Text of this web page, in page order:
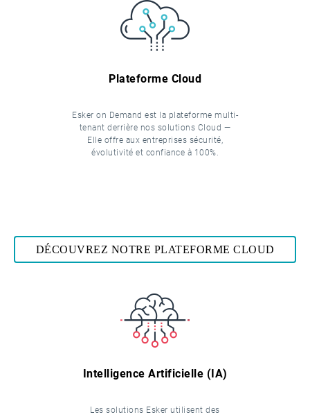
Plateforme Cloud
Esker on Demand est la plateforme multi-
tenant derrière nos solutions Cloud —
Elle offre aux entreprises sécurité,
évolutivité et confiance à 100%.
DÉCOUVREZ NOTRE PLATEFORME CLOUD
Intelligence Artificielle (IA)
Les solutions Esker utilisent des